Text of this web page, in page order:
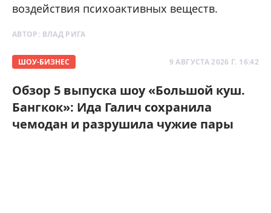
воздействия психоактивных веществ.
АВТОР: ВЛАД РИГА
ШОУ-БИЗНЕС 9 АВГУСТА 2026 Г. 16:42
Обзор 5 выпуска шоу «Большой куш.
Бангкок»: Ида Галич сохранила
чемодан и разрушила чужие пары